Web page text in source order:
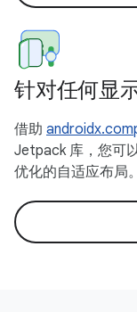
针对任何显
借助
Jetpack 库，您可
优化的自适应布局。